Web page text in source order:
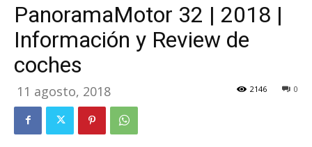
PanoramaMotor 32 | 2018 |
Información y Review de
coches
11 agosto, 2018 0
2146